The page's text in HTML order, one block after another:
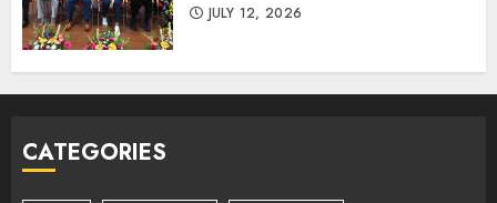
JULY 12, 2026
CATEGORIES